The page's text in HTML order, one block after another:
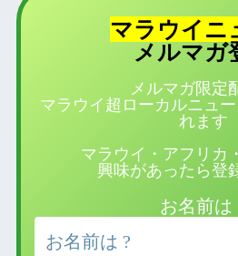
マラウイニ
メルマガ
メルマガ限定
マラウイ超ローカルニュ
れます
マラウイ・アフリカ
興味があったら登
お名前は